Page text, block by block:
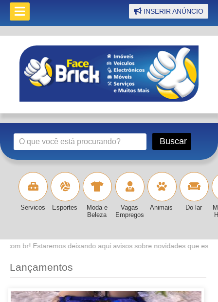
INSERIR ANÚNCIO
Servicos Esportes
Moda e
Beleza
Vagas
Empregos
Animais Do lar
aqui avisos sobre novidades que estaremos lançando no site.
Lançamentos